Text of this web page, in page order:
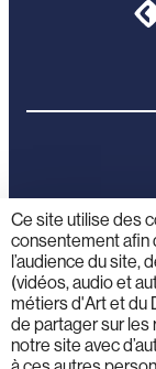
Ce site utilise des
consentement afin
l’audience du site,
(vidéos, audio et
métiers d'Art et du
de partager sur les
notre site avec